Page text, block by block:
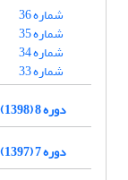
شماره 36
شماره 35
شماره 34
شماره 33
دوره 8 (1398)
دوره 7 (1397)